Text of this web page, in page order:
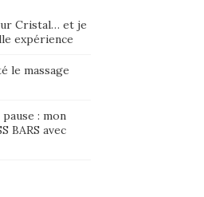
Cristal… et je
expérience
le massage
: mon
BARS avec